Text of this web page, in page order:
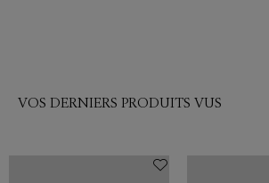
VOS DERNIERS PRODUITS VUS